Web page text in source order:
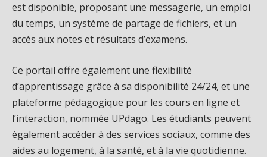
est disponible, proposant une messagerie, un emploi
du temps, un système de partage de fichiers, et un
accès aux notes et résultats d’examens.
Ce portail offre également une flexibilité
d’apprentissage grâce à sa disponibilité 24/24, et une
plateforme pédagogique pour les cours en ligne et
l’interaction, nommée UPdago. Les étudiants peuvent
également accéder à des services sociaux, comme des
aides au logement, à la santé, et à la vie quotidienne.